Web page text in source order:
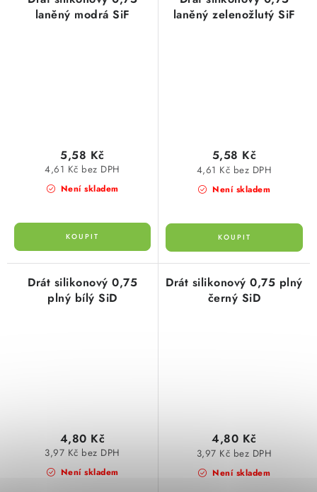
laněný modrá SiF
Není skladem
4,61 Kč bez DPH
5,58 Kč
laněný zelenožlutý SiF
Není skladem
4,61 Kč bez DPH
5,58 Kč
Drát silikonový 0,75
plný bílý SiD
Není skladem
3,97 Kč bez DPH
4,80 Kč
Drát silikonový 0,75 plný
černý SiD
Není skladem
3,97 Kč bez DPH
4,80 Kč